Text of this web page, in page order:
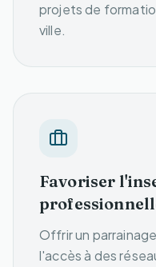
projets de
ville.
Favoriser
Offrir un
l'accès à des